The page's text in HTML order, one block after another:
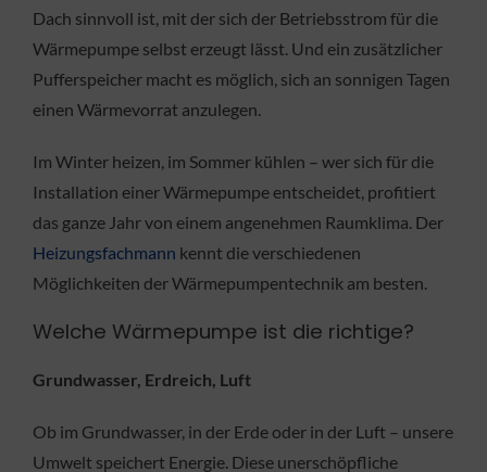
Dach sinnvoll ist, mit der sich der Betriebsstrom für die
Wärmepumpe selbst erzeugt lässt. Und ein zusätzlicher
Pufferspeicher macht es möglich, sich an sonnigen Tagen
einen Wärmevorrat anzulegen.
Im Winter heizen, im Sommer kühlen – wer sich für die
Installation einer Wärmepumpe entscheidet, profitiert
das ganze Jahr von einem angenehmen Raumklima. Der
Heizungsfachmann kennt die verschiedenen
Möglichkeiten der Wärmepumpentechnik am besten.
Welche Wärmepumpe ist die richtige?
Grundwasser, Erdreich, Luft
Ob im Grundwasser, in der Erde oder in der Luft – unsere
Umwelt speichert Energie. Diese unerschöpfliche